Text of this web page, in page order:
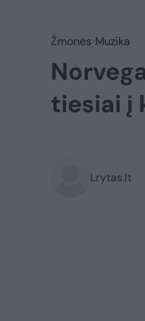
Žmonės Muzika
tiesiai į
Lrytas.lt